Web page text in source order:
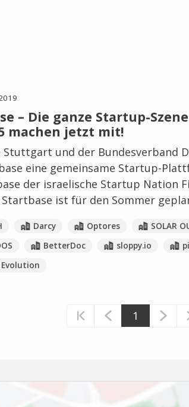
– Die ganze Startup-
machen jetzt mit!
Stuttgart und der Bundesverband
eine gemeinsame Startup-
der israelische Startup Nation
ist für den Sommer
Darcy Optores
SOLAR
BetterDoc sloppy.io
1